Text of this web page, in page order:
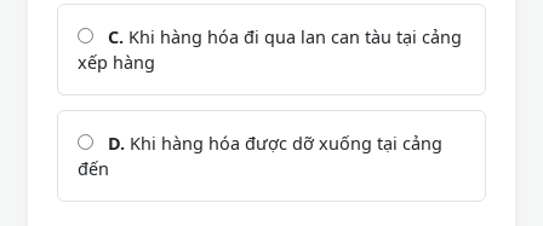
C. Khi hàng hóa đi qua lan can tàu tại cảng
xếp hàng
D. Khi hàng hóa được dỡ xuống tại cảng
đến